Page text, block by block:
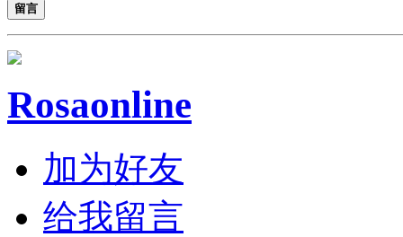
留言
Rosaonline
加为好友
给我留言